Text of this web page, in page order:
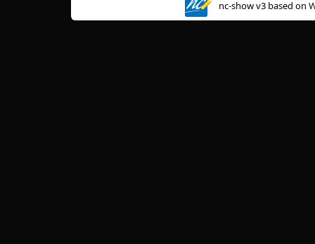
nc-show v3 based on